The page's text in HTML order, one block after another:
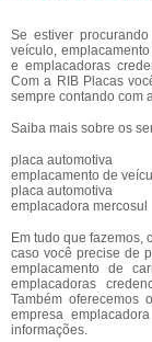
Se estiver
veículo,
e emplacadoras
Com a RIB Placas
sempre contando com
Saiba mais sobre os
placa automotiva
emplacamento de
placa automotiva
emplacadora mercosul
Em tudo que fazemos,
caso você precise de
emplacamento de
emplacadoras
Também oferecemos
empresa
informações.